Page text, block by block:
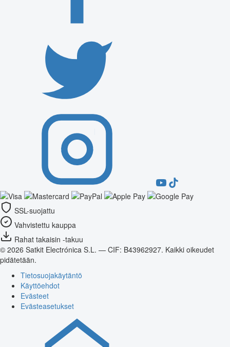
SSL-suojattu
Vahvistettu kauppa
Rahat takaisin -takuu
© 2026 Satkit Electrónica S.L. — CIF: B43962927. Kaikki oikeudet
pidätetään.
Tietosuojakäytäntö
Käyttöehdot
Evästeet
Evästeasetukset